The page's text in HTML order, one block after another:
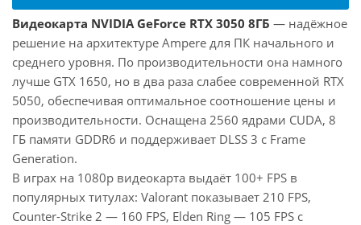
Видеокарта NVIDIA GeForce RTX 3050 8ГБ — надёжное
решение на архитектуре Ampere для ПК начального и
среднего уровня. По производительности она намного
лучше GTX 1650, но в два раза слабее современной RTX
5050, обеспечивая оптимальное соотношение цены и
производительности. Оснащена 2560 ядрами CUDA, 8
ГБ памяти GDDR6 и поддерживает DLSS 3 с Frame
Generation.
В играх на 1080p видеокарта выдаёт 100+ FPS в
популярных титулах: Valorant показывает 210 FPS,
Counter-Strike 2 — 160 FPS, Elden Ring — 105 FPS с